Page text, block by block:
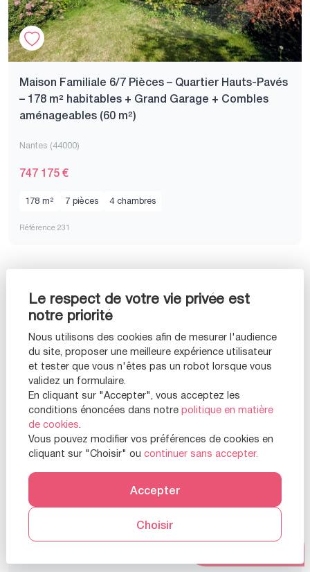
Le respect de votre vie privée est
notre priorité
Nous utilisons des cookies afin de mesurer l'audience
du site, proposer une meilleure expérience utilisateur
et tester que vous n'êtes pas un robot lorsque vous
validez un formulaire.
En cliquant sur "Accepter", vous acceptez les
conditions énoncées dans notrepolitique en matière
de cookies.
Vous pouvez modifier vos préférences de cookies en
cliquant sur "Choisir" ou continuer sans accepter.
Accepter
Choisir
Maison Familiale 6/7 Pièces – Quartier Hauts-Pavés
– 178 m² habitables + Grand Garage + Combles
aménageables (60 m²)
Nantes (44000)
747 175 €
178 m² 7 pièces 4 chambres
Référence 231
Appartement 3 pièces d'exception entre
Faidherbe et Nation
Prendre RDV